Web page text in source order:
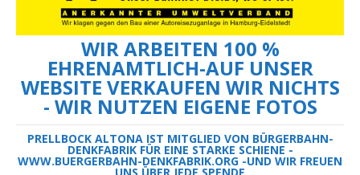
WIR ARBEITEN 100 %
EHRENAMTLICH-AUF UNSER
WEBSITE VERKAUFEN WIR NICHTS
- WIR NUTZEN EIGENE FOTOS
PRELLBOCK ALTONA IST MITGLIED VON BÜRGERBAHN-
DENKFABRIK FÜR EINE STARKE SCHIENE -
WWW.BUERGERBAHN-DENKFABRIK.ORG -UND WIR FREUEN